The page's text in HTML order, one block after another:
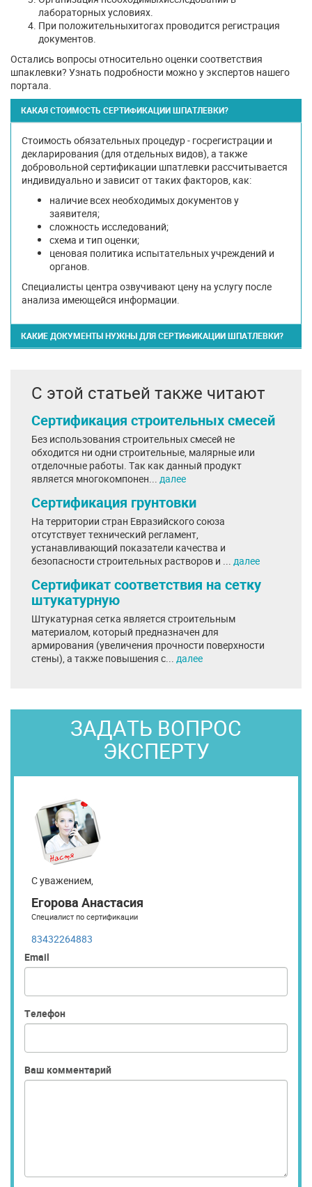
лабораторных условиях.
При положительныхитогах проводится регистрация
документов.
Остались вопросы относительно оценки соответствия
шпаклевки? Узнать подробности можно у экспертов нашего
портала.
КАКАЯ СТОИМОСТЬ СЕРТИФИКАЦИИ ШПАТЛЕВКИ?
Стоимость обязательных процедур - госрегистрации и
декларирования (для отдельных видов), а также
добровольной сертификации шпатлевки рассчитывается
индивидуально и зависит от таких факторов, как:
наличие всех необходимых документов у
заявителя;
сложность исследований;
схема и тип оценки;
ценовая политика испытательных учреждений и
органов.
Специалисты центра озвучивают цену на услугу после
анализа имеющейся информации.
КАКИЕ ДОКУМЕНТЫ НУЖНЫ ДЛЯ СЕРТИФИКАЦИИ ШПАТЛЕВКИ?
С этой статьей также читают
Сертификация строительных смесей
Без использования строительных смесей не
обходится ни одни строительные, малярные или
отделочные работы. Так как данный продукт
является многокомпонен... далее
Сертификация грунтовки
На территории стран Евразийского союза
отсутствует технический регламент,
устанавливающий показатели качества и
безопасности строительных растворов и ... далее
Сертификат соответствия на сетку
штукатурную
Штукатурная сетка является строительным
материалом, который предназначен для
армирования (увеличения прочности поверхности
стены), а также повышения с... далее
ЗАДАТЬ ВОПРОС
ЭКСПЕРТУ
С уважением,
Егорова Анастасия
Специалист по сертификации
83432264883
Email
Телефон
Ваш комментарий